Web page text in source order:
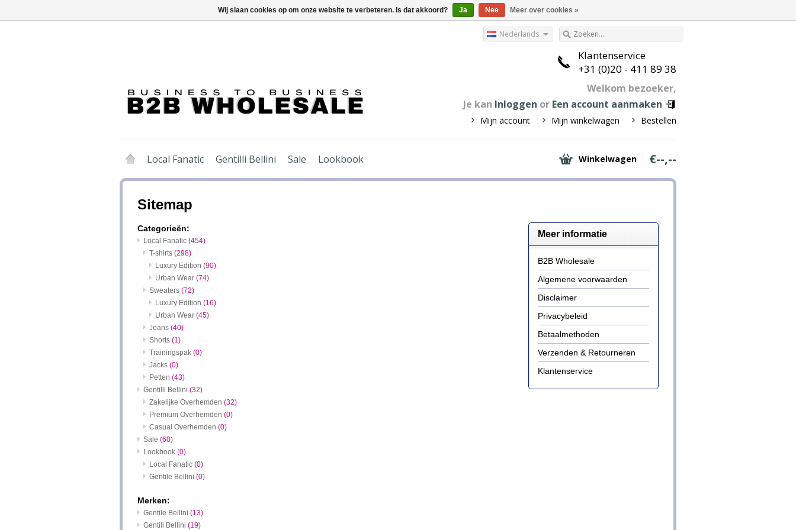
Nederlands
Welkom bezoeker,
Je kan Inloggen or Een account aanmaken
Mijn account Mijn winkelwagen Bestellen
Klantenservice
+31 (0)20 - 411 89 38
Local Fanatic Gentilli Bellini Sale Lookbook Winkelwagen €--,--
Sitemap
Categorieën:
Local Fanatic (454)
T-shirts (298)
Luxury Edition (90)
Urban Wear (74)
Sweaters (72)
Luxury Edition (16)
Urban Wear (45)
Jeans (40)
Shorts (1)
Trainingspak (0)
Jacks (0)
Petten (43)
Gentilli Bellini (32)
Zakelijke Overhemden (32)
Premium Overhemden (0)
Casual Overhemden (0)
Sale (60)
Lookbook (0)
Local Fanatic (0)
Gentile Bellini (0)
Merken:
Gentile Bellini (13)
Gentili Bellini (19)
Meer informatie
B2B Wholesale
Algemene voorwaarden
Disclaimer
Privacybeleid
Betaalmethoden
Verzenden & Retourneren
Klantenservice
Wij slaan cookies op om onze website te verbeteren. Is dat akkoord? Ja Nee Meer over cookies »